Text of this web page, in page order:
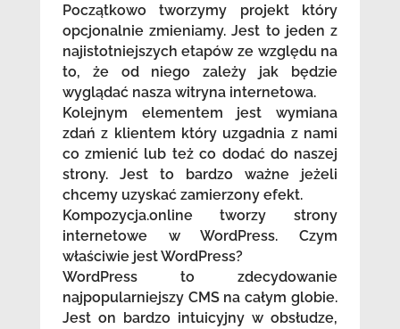
Początkowo tworzymy projekt który
opcjonalnie zmieniamy. Jest to jeden z
najistotniejszych etapów ze względu na
to, że od niego zależy jak będzie
wyglądać nasza witryna internetowa.
Kolejnym elementem jest wymiana
zdań z klientem który uzgadnia z nami
co zmienić lub też co dodać do naszej
strony. Jest to bardzo ważne jeżeli
chcemy uzyskać zamierzony efekt.
Kompozycja.online tworzy strony
internetowe w WordPress. Czym
właściwie jest WordPress?
WordPress to zdecydowanie
najpopularniejszy CMS na całym globie.
Jest on bardzo intuicyjny w obsłudze,